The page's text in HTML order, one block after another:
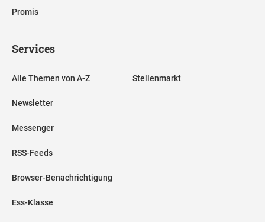
Promis
Services
Alle Themen von A-Z
Newsletter
Messenger
RSS-Feeds
Browser-Benachrichtigung
Ess-Klasse
Stellenmarkt